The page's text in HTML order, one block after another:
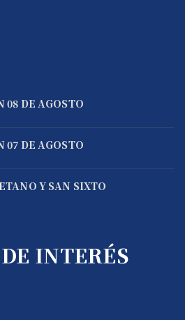
08 DE AGOSTO
07 DE AGOSTO
Y SAN SIXTO
INTERÉS